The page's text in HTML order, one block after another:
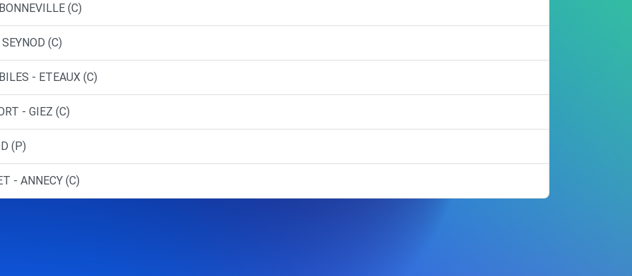
(C)
(C)
- ETEAUX (C)
- GIEZ (C)
(P)
- ANNECY (C)